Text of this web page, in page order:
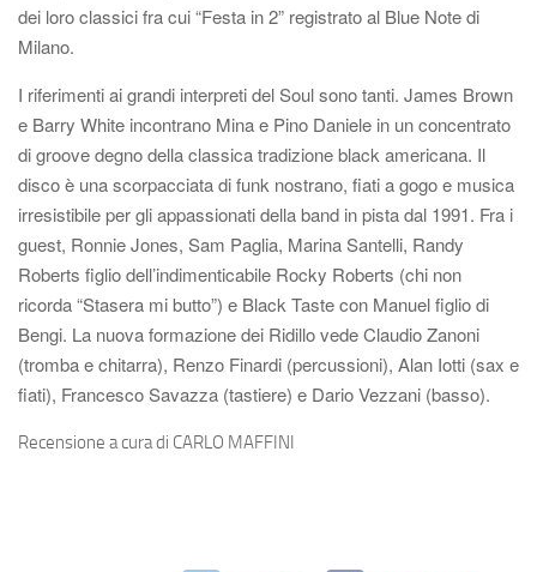
dei loro classici fra cui “Festa in 2” registrato al Blue Note di
Milano.
I riferimenti ai grandi interpreti del Soul sono tanti. James Brown
e Barry White incontrano Mina e Pino Daniele in un concentrato
di groove degno della classica tradizione black americana. Il
disco è una scorpacciata di funk nostrano, fiati a gogo e musica
irresistibile per gli appassionati della band in pista dal 1991. Fra i
guest, Ronnie Jones, Sam Paglia, Marina Santelli, Randy
Roberts figlio dell’indimenticabile Rocky Roberts (chi non
ricorda “Stasera mi butto”) e Black Taste con Manuel figlio di
Bengi. La nuova formazione dei Ridillo vede Claudio Zanoni
(tromba e chitarra), Renzo Finardi (percussioni), Alan Iotti (sax e
fiati), Francesco Savazza (tastiere) e Dario Vezzani (basso).
Recensione a cura di CARLO MAFFINI